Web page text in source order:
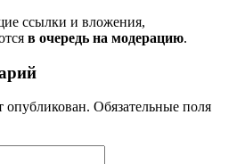
ссылки и вложения,
в очередь на модерацию.
опубликован. Обязательные поля